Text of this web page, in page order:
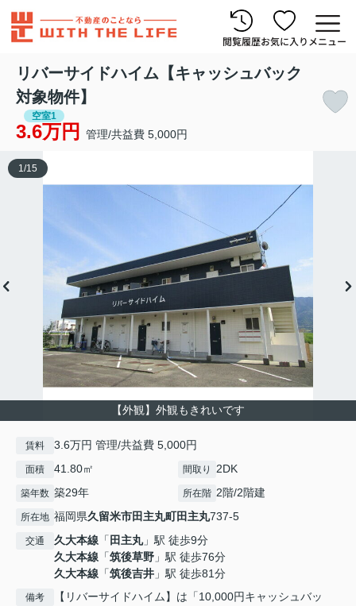
閲覧履歴お気に入り メニュー
リバーサイドハイム【キャッシュバック
対象物件】
空室1
3.6万円 管理/共益費 5,000円
【外観】外観もきれいです
1/15
賃料 3.6万円 管理/共益費 5,000円
面積 41.80㎡ 間取り 2DK
築年数 築29年 所在階 2階/2階建
所在地 福岡県久留米市田主丸町田主丸737-5
交通 久大本線 「 田主丸」駅 徒歩9分
久大本線 「筑後草野 」駅 徒歩76分
久大本線 「筑後吉井 」駅 徒歩81分
備考
【リバーサイドハイム】は「10,000円キャッシュバッ